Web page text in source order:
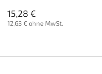
15,28 €
12,63 € ohne MwSt.